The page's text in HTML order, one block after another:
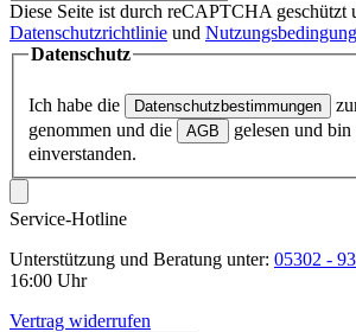
Diese Seite ist durch reCAPTCHA geschützt
Datenschutzrichtlinie und
Datenschutz
Ich habe die Datenschutzbestimmungen
genommen und die
AGB
gelesen und
einverstanden.
Service-Hotline
Unterstützung und Beratung unter: 05302 -
16:00 Uhr
Vertrag widerrufen